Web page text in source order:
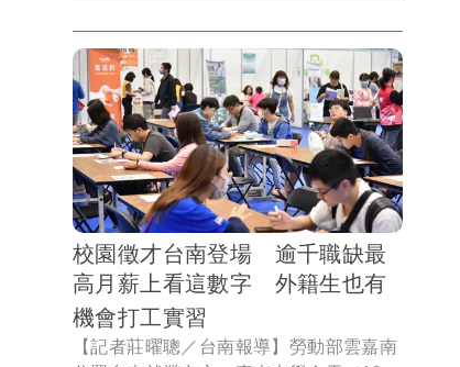
仍待釐清。
校園徵才台南登場 逾千職缺最
高月薪上看這數字 外籍生也有
機會打工實習
【記者莊曜聰／台南報導】勞動部雲嘉南